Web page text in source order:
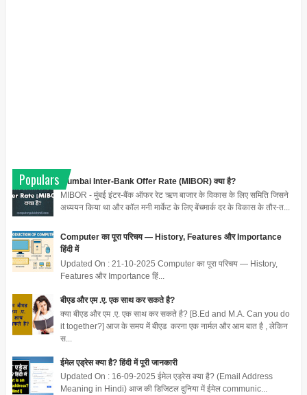
Populars
Mumbai Inter-Bank Offer Rate (MIBOR) क्या है?
MIBOR - मुंबई इंटर-बैंक ऑफर रेट ऋण बाजार के विकास के लिए समिति जिसने
अध्ययन किया था और कॉल मनी मार्केट के लिए बेंचमार्क दर के विकास के तौर-त...
Computer का पूरा परिचय — History, Features और Importance
हिंदी में
Updated On : 21-10-2025 Computer का पूरा परिचय — History,
Features और Importance हिं...
बीएड और एम .ए. एक साथ कर सकते है?
क्या बीएड और एम .ए. एक साथ कर सकते है? [B.Ed and M.A. Can you do
it together?] आज के समय में बीएड करना एक नार्मल और आम बात है , लेकिन
स...
ईमेल एड्रेस क्या है? हिंदी में पूरी जानकारी
Updated On : 16-09-2025 ईमेल एड्रेस क्या है? (Email Address
Meaning in Hindi) आज की डिजिटल दुनिया में ईमेल communic...